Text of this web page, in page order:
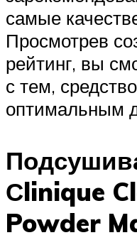
самые
Просмотрев
рейтинг, вы
с тем,
оптимальным
Сlinique
Powder